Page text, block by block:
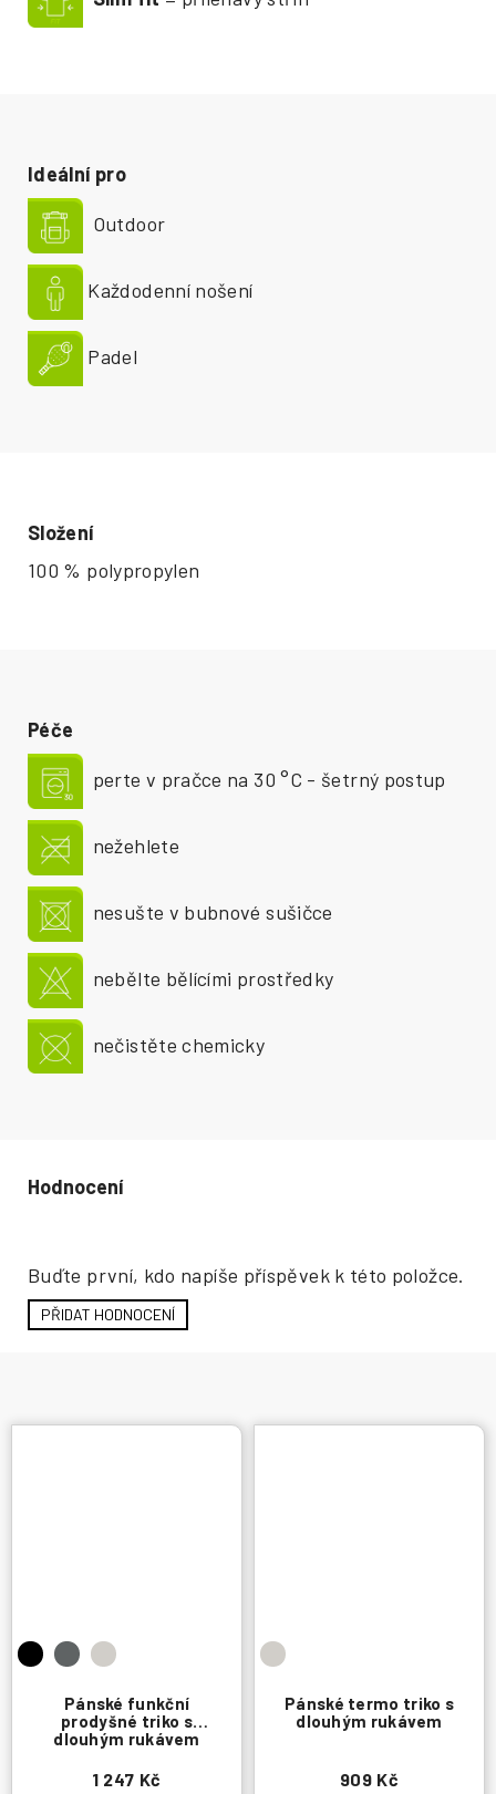
Pánské funkční
prodyšné triko s
dlouhým rukávem
1 247 Kč
Pánské termo triko s
dlouhým rukávem
909 Kč
Buďte první, kdo napíše příspěvek k této položce.
PŘIDAT HODNOCENÍ
Péče
perte v pračce na 30 °C - šetrný postup
nežehlete
nesušte v bubnové sušičce
nebělte bělícími prostředky
nečistěte chemicky
Složení
100 % polypropylen
Ideální pro
Outdoor
Každodenní nošení
Padel